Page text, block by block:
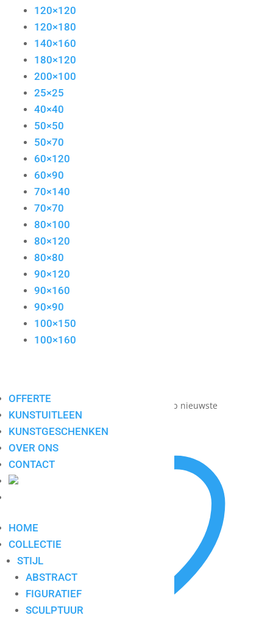
120×120
120×180
140×160
180×120
200×100
25×25
40×40
50×50
50×70
60×120
60×90
70×140
70×70
80×100
80×120
80×80
90×120
90×160
90×90
100×150
100×160
OFFERTE
KUNSTUITLEEN
KUNSTGESCHENKEN
OVER ONS
CONTACT
HOME
COLLECTIE
STIJL
ABSTRACT
FIGURATIEF
SCULPTUUR
Toont alle 3 resultaten Gesorteerd op nieuwste